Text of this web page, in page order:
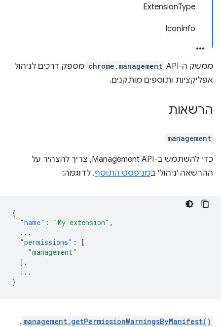
ExtensionType
IconInfo
ממשק ה-API‏ chrome.management מספק דרכים לניהול
אפליקציות ותוספים מותקנים.
הרשאות
management
כדי להשתמש ב-Management API, צריך להצהיר על
ההרשאה 'ניהול' במניפסט התוסף. לדוגמה:
{
"name" : "My extension" ,
...
"permissions" :
[
"management"
],
...
}
management.getPermissionWarningsByManifest()
,‏